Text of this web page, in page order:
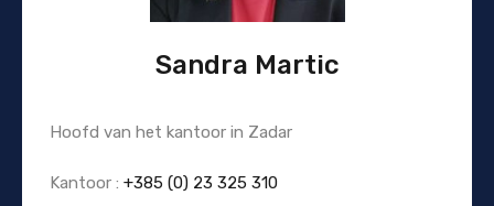
Sandra Martic
Hoofd van het kantoor in Zadar
Kantoor : +385 (0) 23 325 310